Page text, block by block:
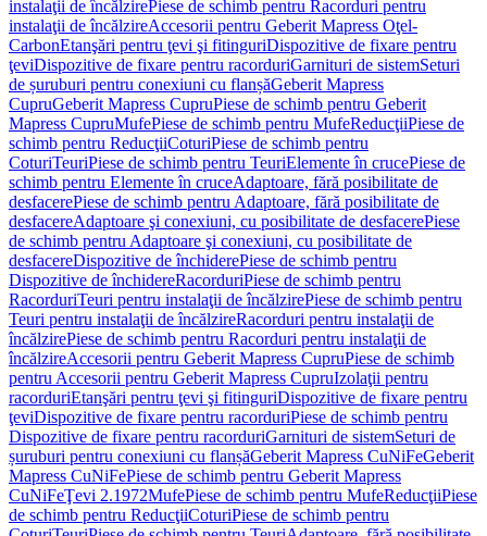
instalaţii de încălzirePiese de schimb pentru Racorduri pentru
instalaţii de încălzireAccesorii pentru Geberit Mapress Oţel-
CarbonEtanşări pentru ţevi şi fitinguriDispozitive de fixare pentru
ţeviDispozitive de fixare pentru racorduriGarnituri de sistemSeturi
de șuruburi pentru conexiuni cu flanșăGeberit Mapress
CupruGeberit Mapress CupruPiese de schimb pentru Geberit
Mapress CupruMufePiese de schimb pentru MufeReducţiiPiese de
schimb pentru ReducţiiCoturiPiese de schimb pentru
CoturiTeuriPiese de schimb pentru TeuriElemente în crucePiese de
schimb pentru Elemente în cruceAdaptoare, fără posibilitate de
desfacerePiese de schimb pentru Adaptoare, fără posibilitate de
desfacereAdaptoare şi conexiuni, cu posibilitate de desfacerePiese
de schimb pentru Adaptoare şi conexiuni, cu posibilitate de
desfacereDispozitive de închiderePiese de schimb pentru
Dispozitive de închidereRacorduriPiese de schimb pentru
RacorduriTeuri pentru instalaţii de încălzirePiese de schimb pentru
Teuri pentru instalaţii de încălzireRacorduri pentru instalaţii de
încălzirePiese de schimb pentru Racorduri pentru instalaţii de
încălzireAccesorii pentru Geberit Mapress CupruPiese de schimb
pentru Accesorii pentru Geberit Mapress CupruIzolaţii pentru
racorduriEtanşări pentru ţevi şi fitinguriDispozitive de fixare pentru
ţeviDispozitive de fixare pentru racorduriPiese de schimb pentru
Dispozitive de fixare pentru racorduriGarnituri de sistemSeturi de
șuruburi pentru conexiuni cu flanșăGeberit Mapress CuNiFeGeberit
Mapress CuNiFePiese de schimb pentru Geberit Mapress
CuNiFeŢevi 2.1972MufePiese de schimb pentru MufeReducţiiPiese
de schimb pentru ReducţiiCoturiPiese de schimb pentru